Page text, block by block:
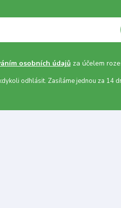
osobních údajůza účelem
odhlásit. Zasíláme jednou za 14